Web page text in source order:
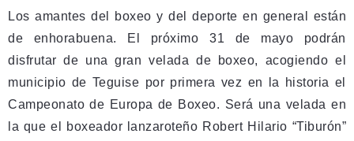
Los amantes del boxeo y del deporte en general están
de enhorabuena. El próximo 31 de mayo podrán
disfrutar de una gran velada de boxeo, acogiendo el
municipio de Teguise por primera vez en la historia el
Campeonato de Europa de Boxeo. Será una velada en
la que el boxeador lanzaroteño Robert Hilario “Tiburón”